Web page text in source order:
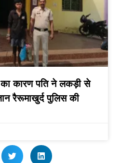
का कारण पति ने लकड़ी से
रैरूमाखुर्द पुलिस की